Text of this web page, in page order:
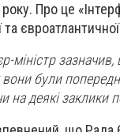
Про це
євроатлантичної
міністр
вони були
на деякі заклики